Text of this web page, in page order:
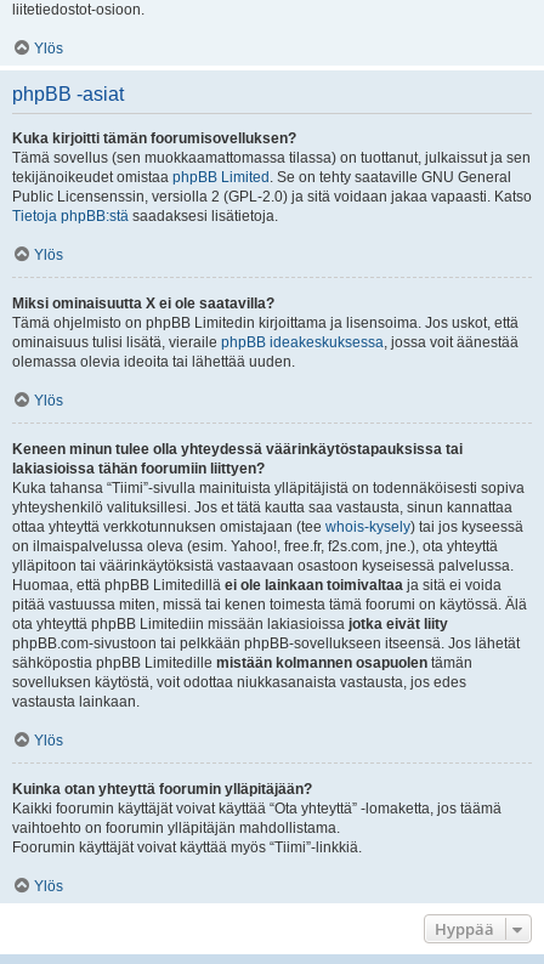
liitetiedostot-osioon.
Ylös
phpBB -asiat
Kuka kirjoitti tämän foorumisovelluksen?
Tämä sovellus (sen muokkaamattomassa tilassa) on tuottanut, julkaissut ja sen
tekijänoikeudet omistaa phpBB Limited . Se on tehty saataville GNU General
Public Licensenssin, versiolla 2 (GPL-2.0) ja sitä voidaan jakaa vapaasti. Katso
Tietoja phpBB:stä saadaksesi lisätietoja.
Ylös
Miksi ominaisuutta X ei ole saatavilla?
Tämä ohjelmisto on phpBB Limitedin kirjoittama ja lisensoima. Jos uskot, että
ominaisuus tulisi lisätä, vieraile phpBB ideakeskuksessa, jossa voit äänestää
olemassa olevia ideoita tai lähettää uuden.
Ylös
Keneen minun tulee olla yhteydessä väärinkäytöstapauksissa tai
lakiasioissa tähän foorumiin liittyen?
Kuka tahansa “Tiimi”-sivulla mainituista ylläpitäjistä on todennäköisesti sopiva
yhteyshenkilö valituksillesi. Jos et tätä kautta saa vastausta, sinun kannattaa
ottaa yhteyttä verkkotunnuksen omistajaan (tee whois-kysely) tai jos kyseessä
on ilmaispalvelussa oleva (esim. Yahoo!, free.fr, f2s.com, jne.), ota yhteyttä
ylläpitoon tai väärinkäytöksistä vastaavaan osastoon kyseisessä palvelussa.
Huomaa, että phpBB Limitedillä ei ole lainkaan toimivaltaa ja sitä ei voida
pitää vastuussa miten, missä tai kenen toimesta tämä foorumi on käytössä. Älä
ota yhteyttä phpBB Limitediin missään lakiasioissa jotka eivät liity
phpBB.com-sivustoon tai pelkkään phpBB-sovellukseen itseensä. Jos lähetät
sähköpostia phpBB Limitedille mistään kolmannen osapuolen tämän
sovelluksen käytöstä, voit odottaa niukkasanaista vastausta, jos edes
vastausta lainkaan.
Ylös
Kuinka otan yhteyttä foorumin ylläpitäjään?
Kaikki foorumin käyttäjät voivat käyttää “Ota yhteyttä” -lomaketta, jos täämä
vaihtoehto on foorumin ylläpitäjän mahdollistama.
Foorumin käyttäjät voivat käyttää myös “Tiimi”-linkkiä.
Ylös
Hyppää